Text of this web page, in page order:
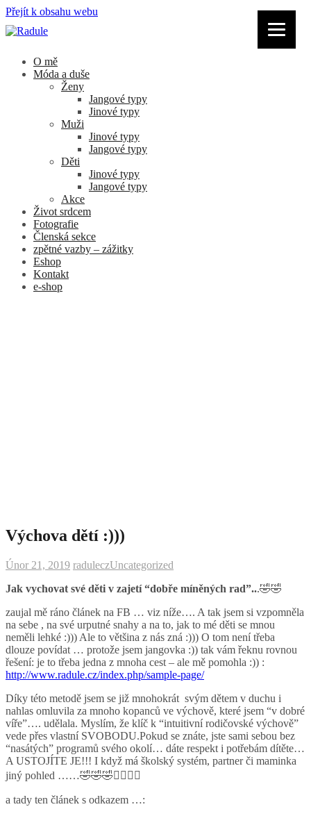
Přejít k obsahu webu
O mě
Móda a duše
Ženy
Jangové typy
Jinové typy
Muži
Jinové typy
Jangové typy
Děti
Jinové typy
Jangové typy
Akce
Život srdcem
Fotografie
Členská sekce
zpětné vazby – zážitky
Eshop
Kontakt
e-shop
Výchova dětí :)))
Únor 21, 2019 raduleczUncategorized
Jak vychovat své děti v zajetí “dobře míněných rad”...🤣🤣
zaujal mě ráno článek na FB … viz níže…. A tak jsem si vzpomněla
na sebe , na své urputné snahy a na to, jak to mé děti se mnou
neměli lehké :))) Ale to většina z nás zná :))) O tom není třeba
dlouze povídat … protože jsem jangovka :)) tak vám řeknu rovnou
řešení: je to třeba jedna z mnoha cest – ale mě pomohla :)) :
http://www.radule.cz/index.php/sample-page/
Díky této metodě jsem se již mnohokrát svým dětem v duchu i
nahlas omluvila za mnoho kopanců ve výchově, které jsem “v dobré
víře”…. udělala. Myslím, že klíč k “intuitivní rodičovské výchově”
vede přes vlastní SVOBODU.Pokud se znáte, jste sami sebou bez
“nasátých” programů svého okolí… dáte respekt i potřebám dítěte…
A USTOJÍTE JE!!! I když má školský systém, partner či maminka
jiný pohled ……🤣🤣🤣✌🏽 ✌🏽
a tady ten článek s odkazem …: